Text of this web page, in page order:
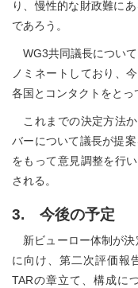
り、慢性的な財政難に
であろう。
WG3共同議長につい
ノミネートしており、
各国とコンタクトをとっ
これまでの決定方法
バーについて議長が提
をもって意見調整を行
される。
3. 今後の予定
新ビューロー体制が決
に向け、第二次評価報
TARの章立て、構成に